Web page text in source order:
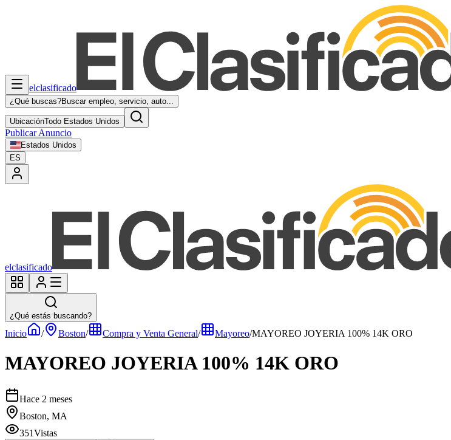
elclasificado
¿Qué buscas?Buscar empleo, servicio, auto...
UbicaciónTodo Estados Unidos
Publicar Anuncio
Estados Unidos
ES
elclasificado
¿Qué estás buscando?
Inicio / Boston/ Compra y Venta General/ Mayoreo/MAYOREO JOYERIA 100% 14K ORO
MAYOREO JOYERIA 100% 14K ORO
Hace 2 meses
Boston, MA
351Vistas